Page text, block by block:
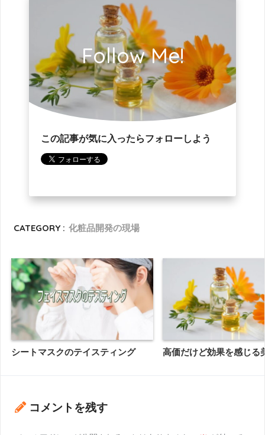
Follow Me!
この記事が気に入ったらフォローしよう
CATEGORY : 化粧品開発の現場
シートマスクのテイスティング 高価だけど効果を感じる
コメントを残す